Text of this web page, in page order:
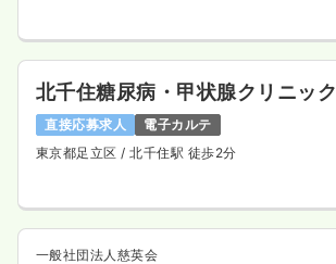
北千住糖尿病・甲状腺クリニック
直接応募求人
電子カルテ
東京都足立区/ 北千住駅 徒歩2分
一般社団法人慈英会